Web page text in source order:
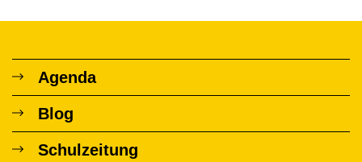
Agenda
Blog
Schulzeitung